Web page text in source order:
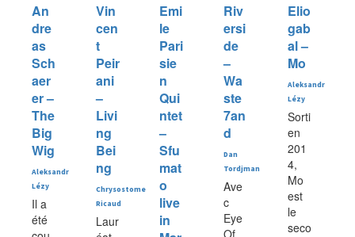
An
dre
as
Sch
aer
er –
The
Big
Wig
Aleksandr
Lézy
Il a
été
Vin
cen
t
Peir
ani
–
Livi
ng
Bei
ng
Chrysostome
Ricaud
Laur
Emi
le
Pari
sie
n
Qui
ntet
–
Sfu
mat
o
live
in
Riv
ersi
de
–
Wa
ste
7an
d
Dan
Tordjman
Ave
c
Eye
Of
Elio
gab
al –
Mo
Aleksandr
Lézy
Sorti
en
201
4,
Mo
est
le
seco